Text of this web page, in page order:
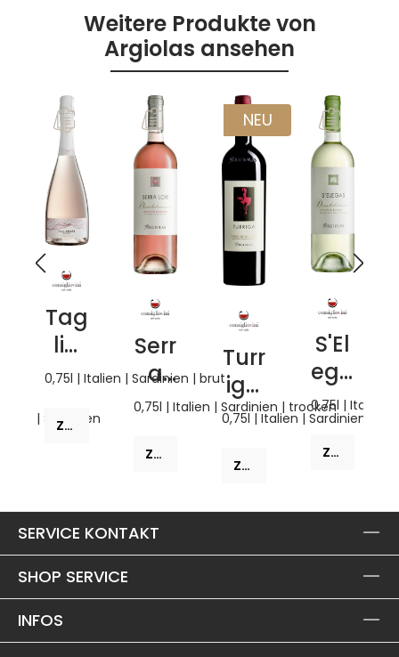
Weitere Produkte von
Argiolas ansehen
| Sardinien
Tag
lia
ma
Ros
t
0,75l | Italien | Sardinien | brut
Zum Produkt
Serr
a
Lori
3
0,75l | Italien | Sardinien | trocken
Zum Produkt
NEU
Turr
iga
202
0,75l | Italien | Sardinien |
Zum Produkt
S'El
ega
s
202
5
0,75l | Italien
Zum Produkt
SERVICE KONTAKT
SHOP SERVICE
INFOS